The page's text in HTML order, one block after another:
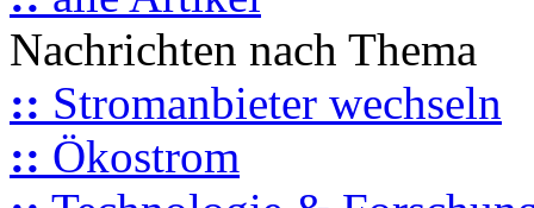
Nachrichten nach Thema
:: Stromanbieter wechseln
:: Ökostrom